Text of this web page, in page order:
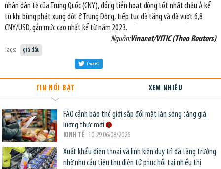
nhân dân tệ của Trung Quốc (CNY), đồng tiền hoạt động tốt nhất châu Á kể
từ khi bùng phát xung đột ở Trung Đông, tiếp tục đà tăng và đã vượt 6,8
CNY/USD, gần mức cao nhất kể từ năm 2023.
Nguồn:Vinanet/VITIC (Theo Reuters)
Tags: giá dầu
Tweet
TIN NỔI BẬT XEM NHIỀU
FAO cảnh báo thế giới sắp đối mặt làn sóng tăng giá
lương thực mới
KINH TẾ- 10:29 06/08/2026
Xuất khẩu điện thoại và linh kiện duy trì đà tăng trưởng
nhờ nhu cầu tiêu thụ điện tử phục hồi tại nhiều thị